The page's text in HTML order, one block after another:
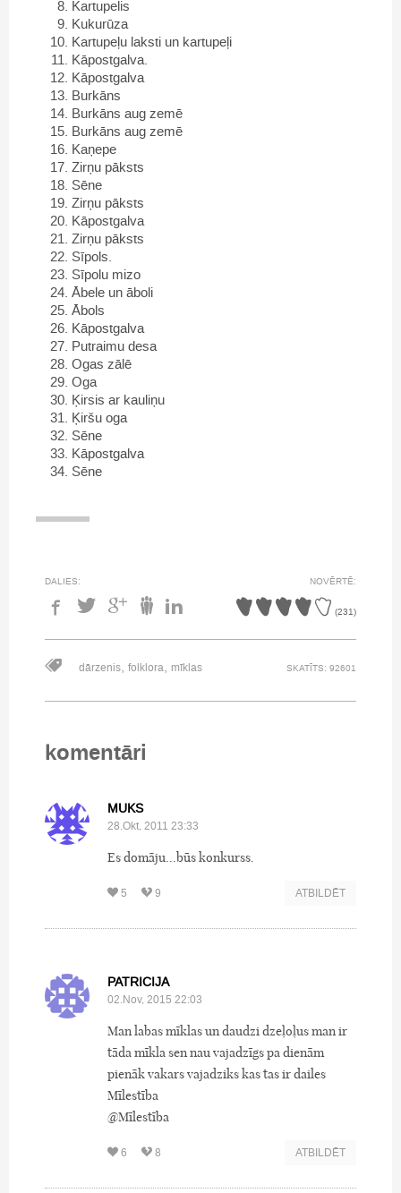
Kartupelis
Kukurūza
Kartupeļu laksti un kartupeļi
Kāpostgalva.
Kāpostgalva
Burkāns
Burkāns aug zemē
Burkāns aug zemē
Kaņepe
Zirņu pāksts
Sēne
Zirņu pāksts
Kāpostgalva
Zirņu pāksts
Sīpols.
Sīpolu mizo
Ābele un āboli
Ābols
Kāpostgalva
Putraimu desa
Ogas zālē
Oga
Ķirsis ar kauliņu
Ķiršu oga
Sēne
Kāpostgalva
Sēne
DALIES: NOVĒRTĒ:
(231)
dārzenis, folklora, mīklas SKATĪTS: 92601
komentāri
MUKS
28.Okt, 2011 23:33
Es domāju...būs konkurss.
5 9 ATBILDĒT
PATRICIJA
02.Nov, 2015 22:03
Man labas mīklas un daudzi dzeļoļus man ir
tāda mīkla sen nau vajadzīgs pa dienām
pienāk vakars vajadziks kas tas ir dailes
Mīlestība
@Mīlestība
6 8 ATBILDĒT